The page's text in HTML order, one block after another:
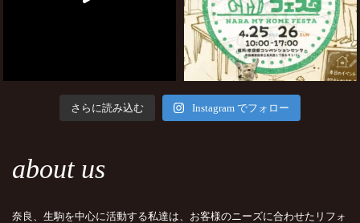
さらに読み込む Instagram でフォロー
about us
奈良、生駒を中心に活動する私達は、お客様のニーズに合わせたリフォ